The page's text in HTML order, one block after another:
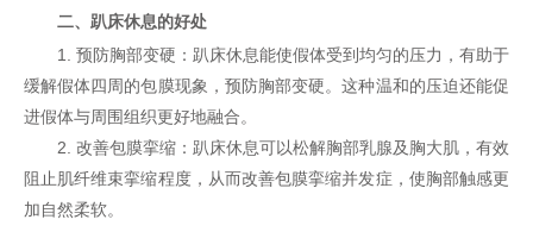
二、趴床休息的好处
1. 预防胸部变硬：趴床休息能使假体受到均匀的压力，有助于
缓解假体四周的包膜现象，预防胸部变硬。这种温和的压迫还能促
进假体与周围组织更好地融合。
2. 改善包膜挛缩：趴床休息可以松解胸部乳腺及胸大肌，有效
阻止肌纤维束挛缩程度，从而改善包膜挛缩并发症，使胸部触感更
加自然柔软。